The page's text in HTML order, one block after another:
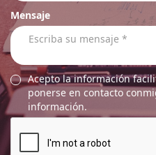
Mensaje
Acepto la información
ponerse en contacto
información.